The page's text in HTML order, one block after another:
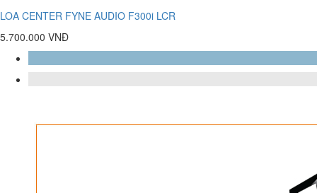
LOA CENTER FYNE AUDIO F300i LCR
5.700.000 VNĐ